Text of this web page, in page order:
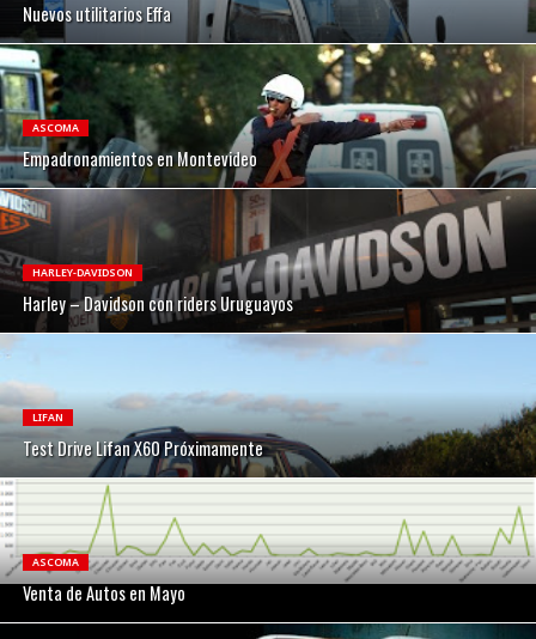
Nuevos utilitarios Effa
ASCOMA
Empadronamientos en Montevideo
HARLEY-DAVIDSON
Harley – Davidson con riders Uruguayos
LIFAN
Test Drive Lifan X60 Próximamente
ASCOMA
Venta de Autos en Mayo